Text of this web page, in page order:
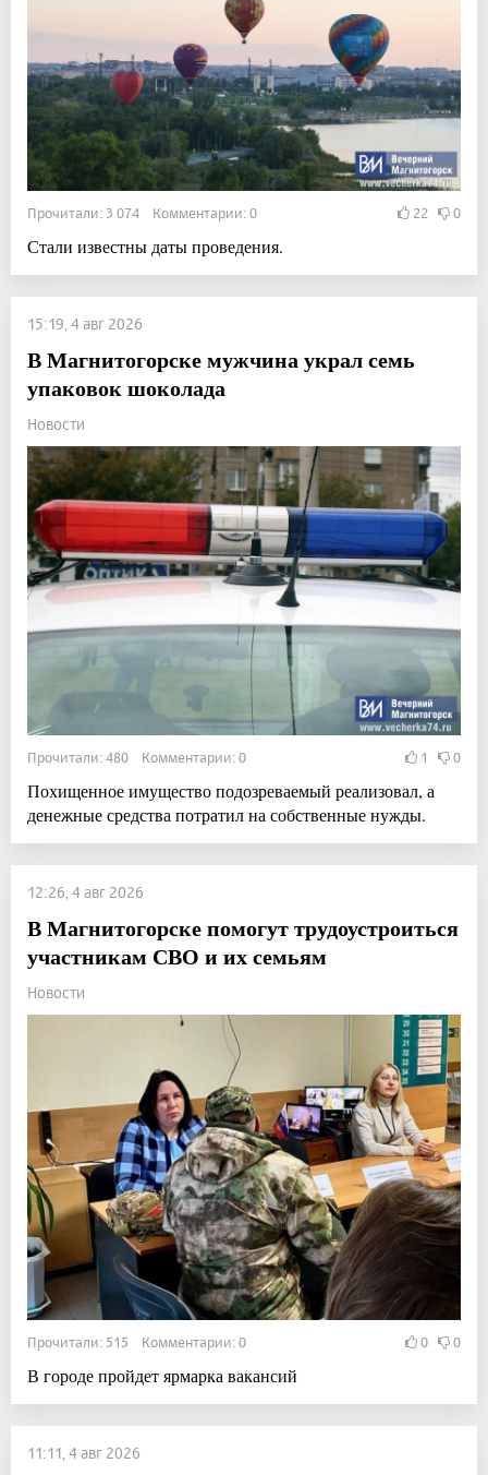
Прочитали: 3 074 Комментарии: 0 22 0
Стали известны даты проведения.
15:19, 4 авг 2026
В Магнитогорске мужчина украл семь
упаковок шоколада
Новости
Прочитали: 480 Комментарии: 0 1 0
Похищенное имущество подозреваемый реализовал, а
денежные средства потратил на собственные нужды.
12:26, 4 авг 2026
В Магнитогорске помогут трудоустроиться
участникам СВО и их семьям
Новости
Прочитали: 515 Комментарии: 0 0 0
В городе пройдет ярмарка вакансий
11:11, 4 авг 2026